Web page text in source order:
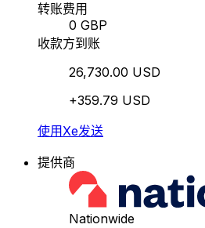
转账费用
0 GBP
收款方到账
26,730.00 USD
+359.79 USD
使用Xe发送
提供商
Nationwide